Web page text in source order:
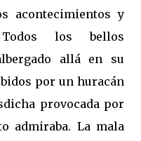
acontecimientos y
los bellos
allá en su
por un huracán
provocada por
admiraba. La mala